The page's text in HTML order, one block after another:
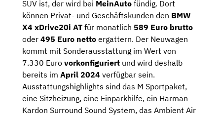
SUV ist, der wird bei MeinAuto fündig. Dort
können Privat- und Geschäftskunden den BMW
X4 xDrive20i AT für monatlich 589 Euro brutto
oder 495 Euro netto ergattern. Der Neuwagen
kommt mit Sonderausstattung im Wert von
7.330 Euro vorkonfiguriert und wird deshalb
bereits im April 2024 verfügbar sein.
Ausstattungshighlights sind das M Sportpaket,
eine Sitzheizung, eine Einparkhilfe, ein Harman
Kardon Surround Sound System, das Ambient Air